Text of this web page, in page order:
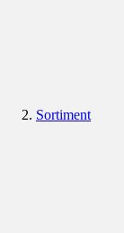
Sortiment